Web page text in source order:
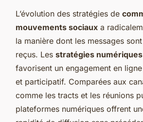
L’évolution des stratégies de
mouvements sociaux a
la manière dont les messages
reçus. Les stratégies numériques
favorisent un engagement en
et participatif. Comparées aux
comme les tracts et les réunions
plateformes numériques offrent